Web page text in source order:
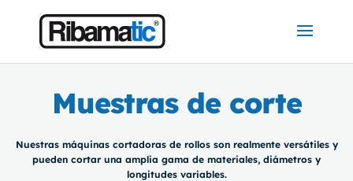
Muestras de corte
Nuestras máquinas cortadoras de rollos son realmente versátiles y
pueden cortar una amplia gama de materiales, diámetros y
longitudes variables.